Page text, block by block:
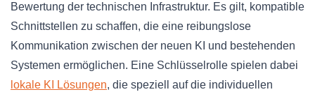
Bewertung der technischen Infrastruktur. Es gilt, kompatible
Schnittstellen zu schaffen, die eine reibungslose
Kommunikation zwischen der neuen KI und bestehenden
Systemen ermöglichen. Eine Schlüsselrolle spielen dabei
lokale KI Lösungen, die speziell auf die individuellen